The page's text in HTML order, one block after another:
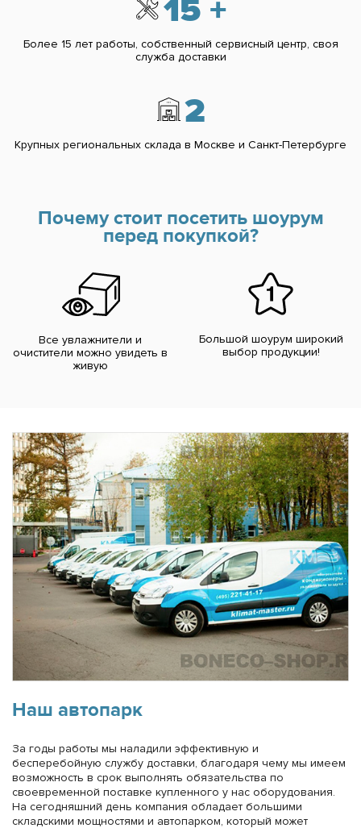
15 +
Более 15 лет работы, собственный сервисный центр, своя
служба доставки
2
Крупных региональных склада в Москве и Санкт-Петербурге
Почему стоит посетить шоурум
перед покупкой?
Все увлажнители и
очистители можно увидеть в
живую
Большой шоурум широкий
выбор продукции!
Наш автопарк
За годы работы мы наладили эффективную и
бесперебойную службу доставки, благодаря чему мы имеем
возможность в срок выполнять обязательства по
своевременной поставке купленного у нас оборудования.
На сегодняшний день компания обладает большими
складскими мощностями и автопарком, который может